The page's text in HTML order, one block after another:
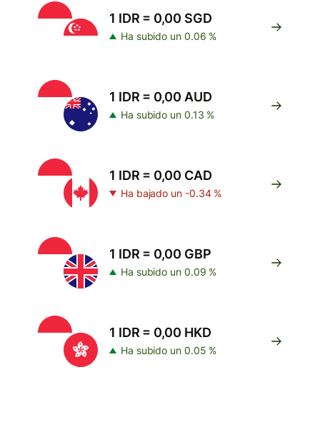
1 IDR = 0,00 SGD
Ha subido un 0.06 %
1 IDR = 0,00 AUD
Ha subido un 0.13 %
1 IDR = 0,00 CAD
Ha bajado un -0.34 %
1 IDR = 0,00 GBP
Ha subido un 0.09 %
1 IDR = 0,00 HKD
Ha subido un 0.05 %